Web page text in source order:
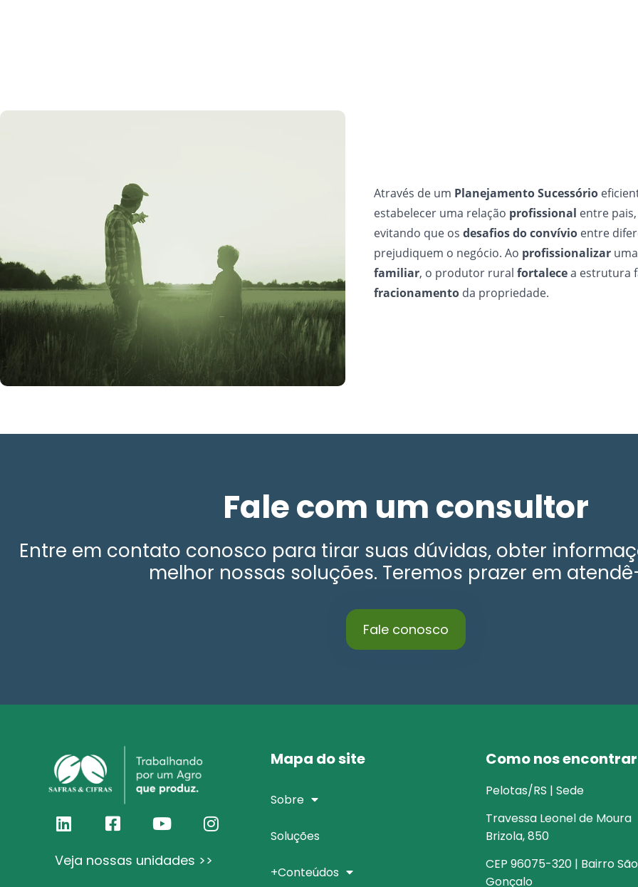
Através de um Planejamento Sucessório
estabelecer uma relação profissional entre
evitando que os desafios do convívio entre
prejudiquem o negócio. Ao profissionalizar uma
familiar, o produtor rural fortalecea estrutura
fracionamento da propriedade.
Fale com um consultor
Entre em contato conosco para tirar suas dúvidas, obter
melhor nossas soluções. Teremos prazer em
Fale conosco
Veja nossas unidades >>
Mapa do site
Sobre
Soluções
+Conteúdos
Como nos encontrar
Pelotas/RS | Sede
Travessa Leonel de Moura
Brizola, 850
CEP 96075-320 | Bairro São
Gonçalo